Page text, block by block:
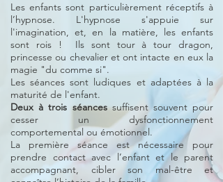
Les enfants sont particulièrement réceptifs à
l’hypnose. L'hypnose s'appuie sur
l'imagination, et, en la matière, les enfants
sont rois ! Ils sont tour à tour dragon,
princesse ou chevalier et ont intacte en eux la
magie "du comme si".
Les séances sont ludiques et adaptées à la
maturité de l'enfant.
Deux à trois séancessuffisent souvent pour
cesser un dysfonctionnement
comportemental ou émotionnel.
La première séance est nécessaire pour
prendre contact avec l’enfant et le parent
accompagnant, cibler son mal-être et